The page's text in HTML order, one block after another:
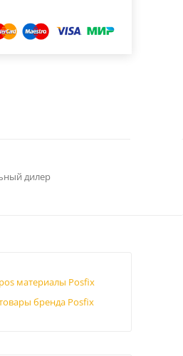
дилер
материалы Posfix
бренда Posfix